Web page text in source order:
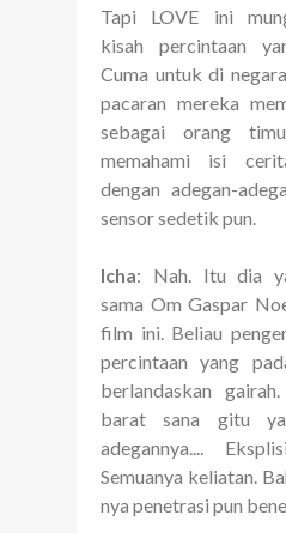
Tapi LOVE ini
kisah percintaan
Cuma untuk di
pacaran mereka
sebagai orang
memahami isi
dengan adegan-
sensor sedetik pun.
Icha: Nah. Itu dia
sama Om Gaspar
film ini. Beliau
percintaan yang
berlandaskan
barat sana gitu
adegannya....
Semuanya keliatan.
nya penetrasi pun